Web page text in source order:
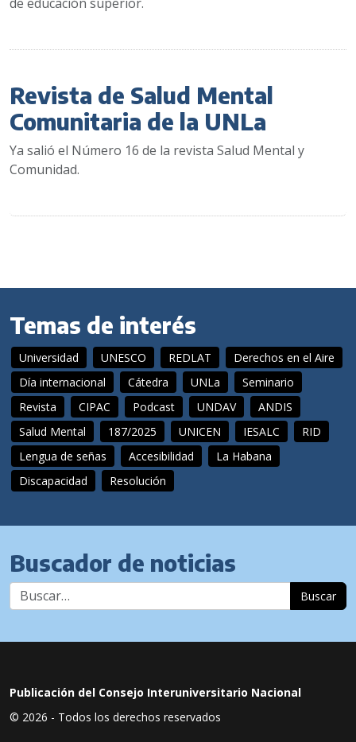
Revista de Salud Mental
Comunitaria de la UNLa
Ya salió el Número 16 de la revista Salud Mental y
Comunidad.
Temas de interés
Universidad UNESCO REDLAT
Derechos en el Aire
Día internacional
Cátedra UNLa
Seminario
Revista
CIPAC Podcast UNDAV
ANDIS
Salud Mental
187/2025 UNICEN IESALC
RID
Lengua de señas
Accesibilidad
La Habana
Discapacidad
Resolución
Buscador de noticias
Buscar
Publicación del Consejo Interuniversitario Nacional
© 2026 - Todos los derechos reservados